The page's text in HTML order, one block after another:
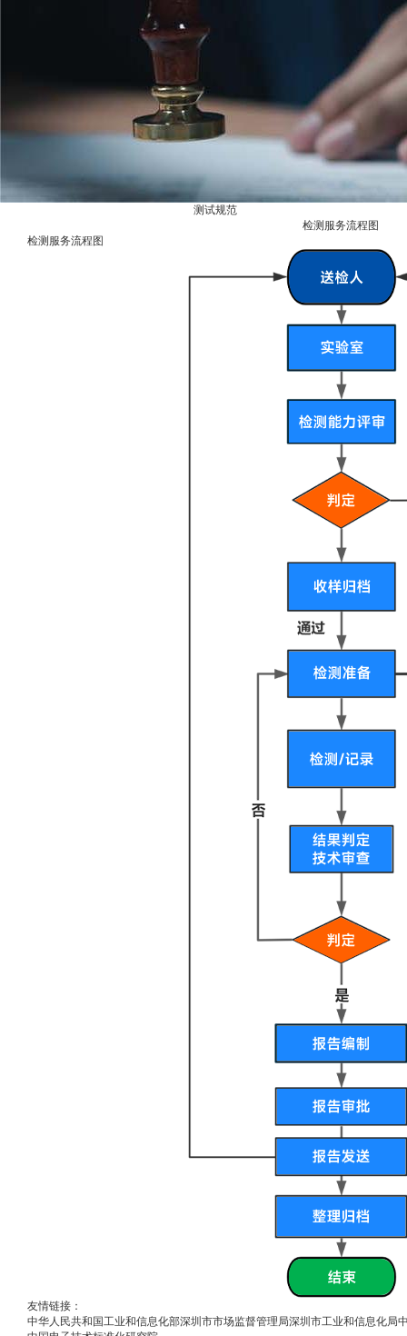
测试规范
检测服务流程图
检测服务流程图
友情链接：
中华人民共和国工业和信息化部深圳市市场监督管理局深圳市工业和信息化局